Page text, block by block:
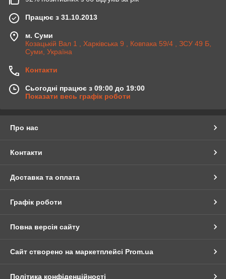
Працює з 31.10.2013
м. Суми
Козацькій Вал 1 , Харківська 9 , Ковпака 59/4 , ЗСУ 49 Б,
Суми, Україна
Контакти
Сьогодні працює з 09:00 до 19:00
Показати весь графік роботи
Про нас
Контакти
Доставка та оплата
Графік роботи
Повна версія сайту
Сайт створено на маркетплейсі Prom.ua
Політика конфіденційності